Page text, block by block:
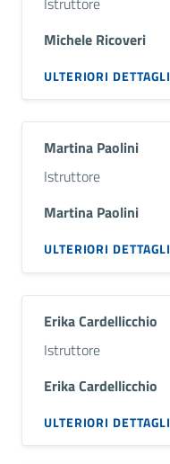
Michele Ricoveri
ULTERIORI DETTAGLI
Martina Paolini
Descrizione breve
Istruttore
Martina Paolini
ULTERIORI DETTAGLI
Erika Cardellicchio
Descrizione breve
Istruttore
Erika Cardellicchio
ULTERIORI DETTAGLI